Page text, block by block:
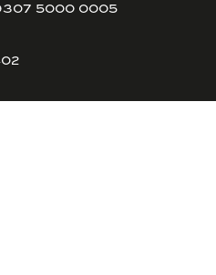
5000 0005